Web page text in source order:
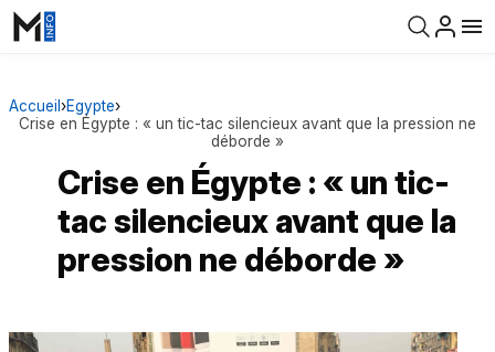
Accueil ›Egypte›
Crise en Égypte : « un tic-tac silencieux avant que la pression ne
déborde »
Crise en Égypte : « un tic-
tac silencieux avant que la
pression ne déborde »